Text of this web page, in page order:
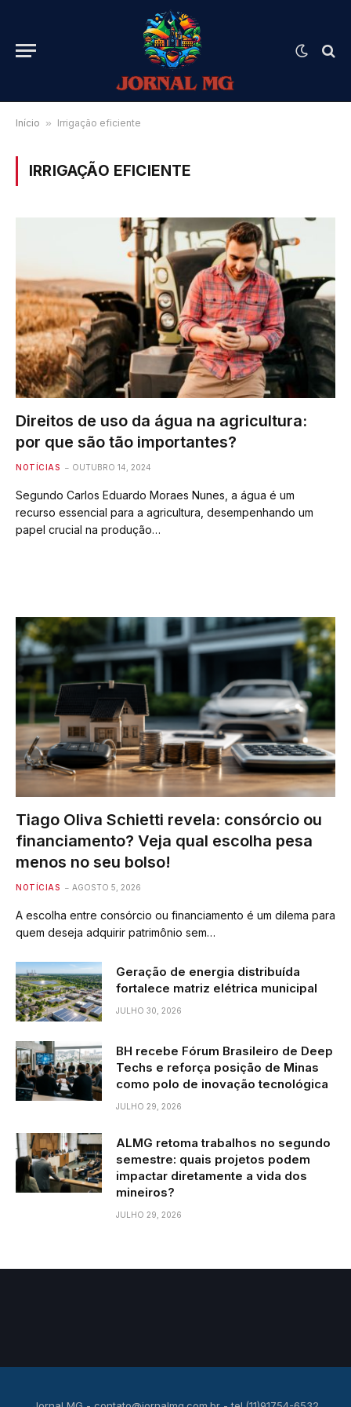
Início » Irrigação eficiente
IRRIGAÇÃO EFICIENTE
Direitos de uso da água na agricultura:
por que são tão importantes?
NOTÍCIAS OUTUBRO 14, 2024
Segundo Carlos Eduardo Moraes Nunes, a água é um
recurso essencial para a agricultura, desempenhando um
papel crucial na produção…
Tiago Oliva Schietti revela: consórcio ou
financiamento? Veja qual escolha pesa
menos no seu bolso!
NOTÍCIAS AGOSTO 5, 2026
A escolha entre consórcio ou financiamento é um dilema para
quem deseja adquirir patrimônio sem…
Geração de energia distribuída
fortalece matriz elétrica municipal
JULHO 30, 2026
BH recebe Fórum Brasileiro de Deep
Techs e reforça posição de Minas
como polo de inovação tecnológica
JULHO 29, 2026
ALMG retoma trabalhos no segundo
semestre: quais projetos podem
impactar diretamente a vida dos
mineiros?
JULHO 29, 2026